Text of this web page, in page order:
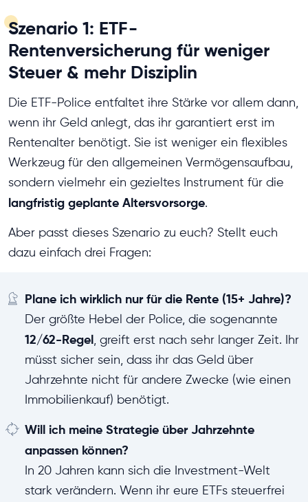
Szenario 1: ETF-
Rentenversicherung für weniger
Steuer & mehr Disziplin
Die ETF-Police entfaltet ihre Stärke vor allem dann,
wenn ihr Geld anlegt, das ihr garantiert erst im
Rentenalter benötigt. Sie ist weniger ein flexibles
Werkzeug für den allgemeinen Vermögensaufbau,
sondern vielmehr ein gezieltes Instrument für die
langfristig geplante Altersvorsorge.
Aber passt dieses Szenario zu euch? Stellt euch
dazu einfach drei Fragen:
Plane ich wirklich nur für die Rente (15+ Jahre)?
Der größte Hebel der Police, die sogenannte
12/62-Regel, greift erst nach sehr langer Zeit. Ihr
müsst sicher sein, dass ihr das Geld über
Jahrzehnte nicht für andere Zwecke (wie einen
Immobilienkauf) benötigt.
Will ich meine Strategie über Jahrzehnte
anpassen können?
In 20 Jahren kann sich die Investment-Welt
stark verändern. Wenn ihr eure ETFs steuerfrei